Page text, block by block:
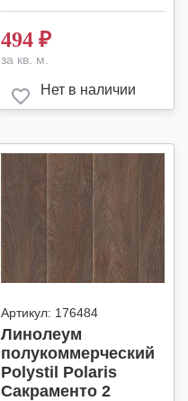
494 ₽
за кв. м.
Нет в наличии
Артикул: 176484
Линолеум
полукоммерческий
Polystil Polaris
Сакраменто 2